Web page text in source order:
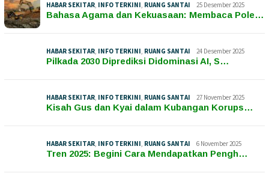
HABAR SEKITAR, INFO TERKINI, RUANG SANTAI 25 Desember 2025
Bahasa Agama dan Kekuasaan: Membaca Pole…
HABAR SEKITAR, INFO TERKINI, RUANG SANTAI 24 Desember 2025
Pilkada 2030 Diprediksi Didominasi AI, S…
HABAR SEKITAR, INFO TERKINI, RUANG SANTAI 27 November 2025
Kisah Gus dan Kyai dalam Kubangan Korups…
HABAR SEKITAR, INFO TERKINI, RUANG SANTAI 6 November 2025
Tren 2025: Begini Cara Mendapatkan Pengh…